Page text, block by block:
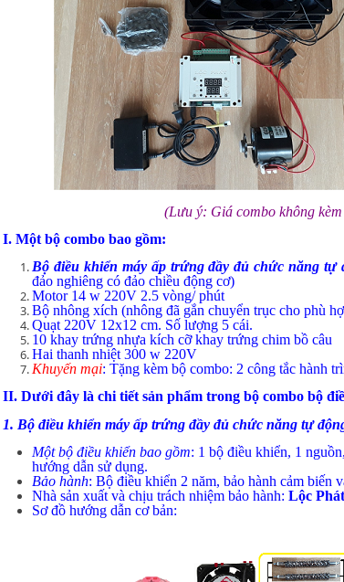
(Lưu ý: Giá combo không kèm
I. Một bộ combo bao gồm:
Bộ điều khiển máy ấp trứng đầy đủ chức năng tự
đảo nghiêng có đảo chiều động cơ)
Motor 14 w 220V 2.5 vòng/ phút
Bộ nhông xích (nhông đã gắn chuyển trục cho phù
Quạt 220V 12x12 cm. Số lượng 5 cái.
10 khay trứng nhựa kích cỡ khay trứng chim bồ câu
Hai thanh nhiệt 300 w 220V
Khuyến mại: Tặng kèm bộ combo: 2 công tắc hành
II. Dưới đây là chi tiết sản phẩm trong bộ combo bộ
1. Bộ điều khiển máy ấp trứng đầy đủ chức năng tự
Một bộ điều khiển bao gồm: 1 bộ điều khiển, 1
hướng dẫn sử dụng.
Bảo hành: Bộ điều khiển 2 năm, bảo hành cảm biến
Nhà sản xuất và chịu trách nhiệm bảo hành: Lộc Phát
Sơ đồ hướng dẫn cơ bản: